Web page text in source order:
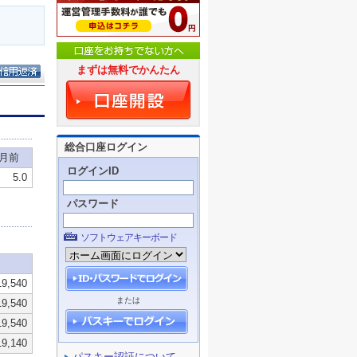
まずは無料でかんたん
総合口座ログイン
ログインID
パスワード
ソフトウェアキーボード
または